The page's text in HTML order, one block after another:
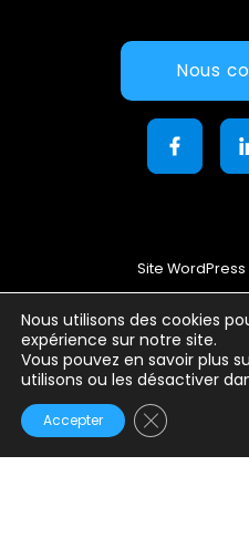
Nous utilisons des cookies
expérience sur notre site.
Vous pouvez en savoir plus
utilisons ou les désactiver
Accepter Fermer la
Nous
Site
Conditions
Politique de